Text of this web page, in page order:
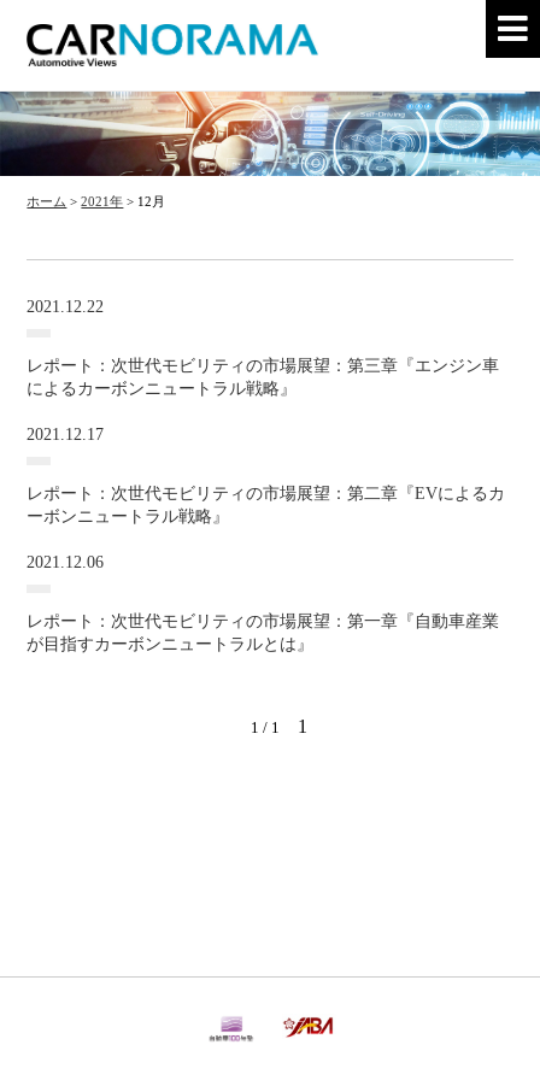
ホーム >2021年 > 12月
2021.12.22
レポート：次世代モビリティの市場展望：第三章『エンジン車
によるカーボンニュートラル戦略』
2021.12.17
レポート：次世代モビリティの市場展望：第二章『EVによるカ
ーボンニュートラル戦略』
2021.12.06
レポート：次世代モビリティの市場展望：第一章『自動車産業
が目指すカーボンニュートラルとは』
1 / 1 1